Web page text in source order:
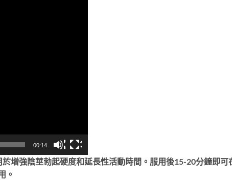
00:14
增強陰莖勃起硬度和延長性活動時間。服用後15-20分鐘即
。